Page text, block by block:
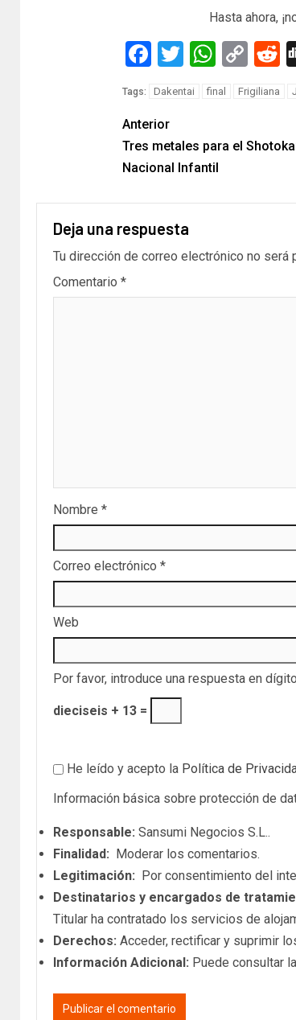
Hasta ahora,
Facebook
Twitter
Link
Tags: Dakentai final Frigiliana
Anterior
Tres metales para el
Nacional Infantil
Deja una respuesta
Tu dirección de correo electrónico no será
Comentario *
Nombre *
Correo electrónico *
Web
Por favor, introduce una respuesta en
dieciseis + 13 =
He leído y acepto la Política de
Información básica sobre protección de
Responsable: Sansumi Negocios S.L..
Finalidad: Moderar los comentarios.
Legitimación: Por consentimiento del
Destinatarios y encargados de
Titular ha contratado los servicios de
Derechos: Acceder, rectificar y suprimir
Información Adicional: Puede consultar